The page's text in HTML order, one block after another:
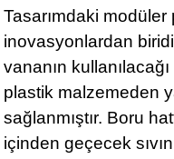
Tasarımdaki
inovasyonlardan
vananın
plastik malzemeden
sağlanmıştır. Boru
içinden geçecek